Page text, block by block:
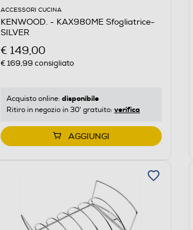
ACCESSORI CUCINA
KENWOOD. - KAX980ME Sfogliatrice-
SILVER
€ 149,00
€ 169,99 consigliato
Acquisto online: disponibile
Ritiro in negozio in 30' gratuito: verifica
AGGIUNGI